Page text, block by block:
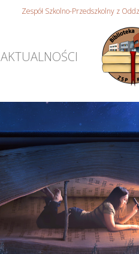
Zespół Szkolno-Przedszkolny z
AKTUALNOŚCI